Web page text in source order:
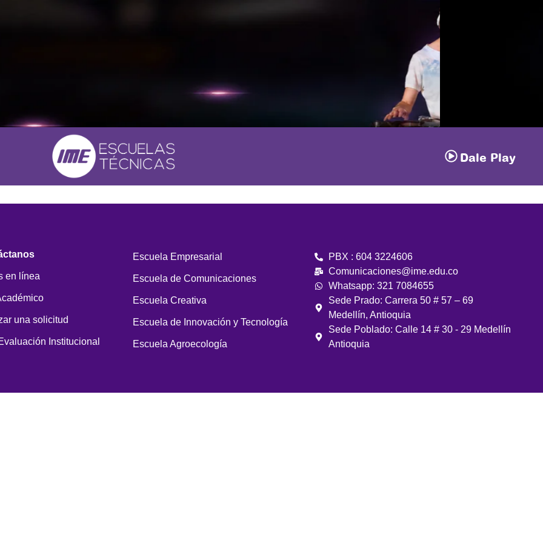
Dale Play
en línea
una solicitud
Institucional
Escuela Empresarial
Escuela de Comunicaciones
Escuela Creativa
Escuela de Innovación y Tecnología
Escuela Agroecología
PBX : 604 3224606
Comunicaciones@ime.edu.co
Whatsapp: 321 7084655
Sede Prado: Carrera 50 # 57 – 69
Medellín, Antioquia
Sede Poblado: Calle 14 # 30 - 29 Medellín
Antioquia